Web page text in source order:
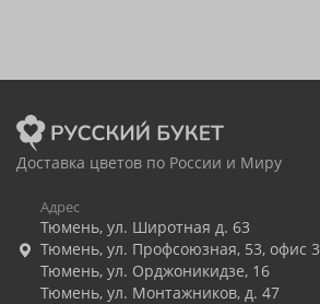
Доставка цветов по России и Миру
Адрес
Тюмень, ул. Широтная д. 63
Тюмень, ул. Профсоюзная, 53, офис 3
Тюмень, ул. Орджоникидзе, 16
Тюмень, ул. Монтажников, д. 47